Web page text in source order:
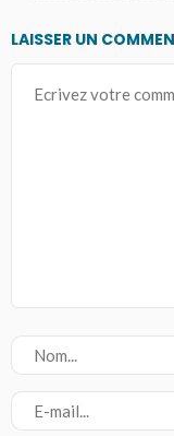
LAISSER UN